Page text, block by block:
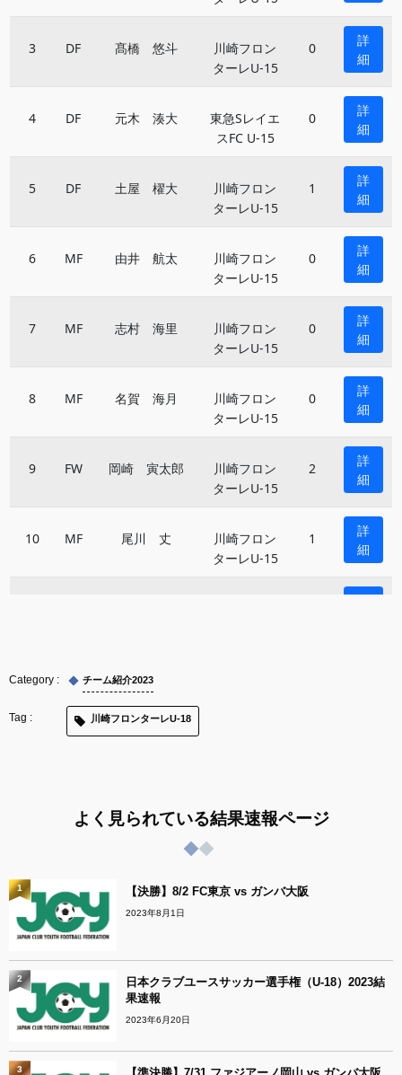
チーム紹介2023
川崎フロンターレU-18
よく見られている結果速報ページ
【決勝】8/2 FC東京 vs ガンバ大阪
2023年8月1日
1
日本クラブユースサッカー選手権（U-18）2023結
果速報
2023年6月20日
2
3